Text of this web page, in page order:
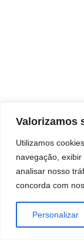
Valorizamos
Utilizamos
navegação,
analisar nosso
concorda com
Personalizar